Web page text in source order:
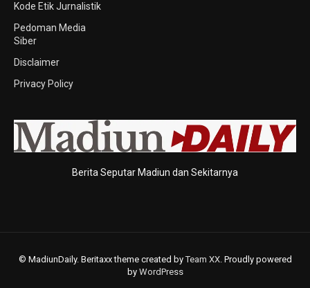
Kode Etik Jurnalistik
Pedoman Media
Siber
Disclaimer
Privacy Policy
Berita Seputar Madiun dan Sekitarnya
© MadiunDaily. Beritaxx theme created byTeam XX. Proudly powered
by WordPress